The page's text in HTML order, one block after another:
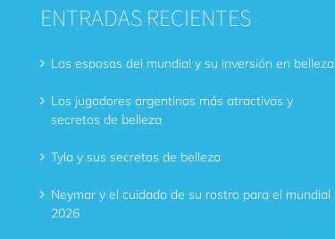
ENTRADAS RECIENTES
Las esposas del mundial y su inversión en belleza
Los jugadores argentinos más atractivos y
secretos de belleza
Tyla y sus secretos de belleza
Neymar y el cuidado de su rostro para el mundial
2026